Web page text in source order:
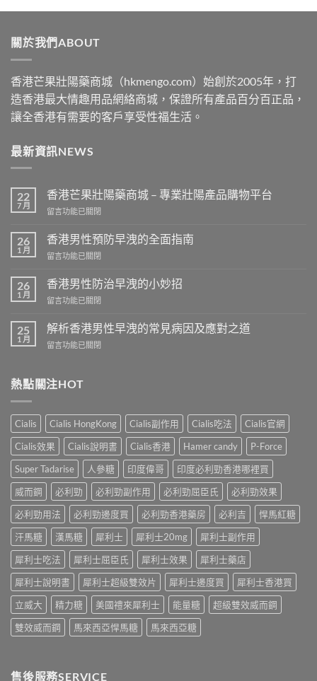
$489
關於我們ABOUT
香港芒果壯陽藥商城（hkmengo.com）始創於2005年，打
造香港最大情趣用品網絡商城，保證所有產品百分百正品，
讓全香港有需要的客戶享受性福生活。
最新資訊NEWS
22
7 月
香港芒果壯陽藥商城 – 專業壯陽產品購物平台
在
港
芒
果
陽
藥
商
–
專
陽
產
購
物
平
台〉
中
留言功能已關閉
26
1 月
香港男性預防早洩的全面指南
在
港
男
性
防
早
洩
面
中
留言功能已關閉
26
1 月
香港男性防治早洩的小妙招
在
港
男
性
早
小
妙
招〉
中
留言功能已關閉
25
1 月
解析香港男性早洩的常見病因及應對之道
在
香
港
性
早
洩
的
常
見
因
及
應
之
道〉
中
留言功能已關閉
熱點關注HOT
Cialis Cialis HongKong Cialis副作用 Cialis吃法
Cialis官網
Cialis效果
Cialis說明書 Cialis香港 Hamer candy
P-Force
Super Tadarise
人參糖 印度偉哥
印度必利勁香港哪裡買
威而鋼
必利勁 必利勁副作用 必利勁屈臣氏
必利勁效果
必利勁用法
必利勁邊度買 必利勁香港藥房 必利吉
悍馬紅糖
汗馬糖
漢馬糖 犀利士 犀利士20mg
犀利士副作用
犀利士吃法
犀利士屈臣氏 犀利士效果
犀利士藥店
犀利士說明書
犀利士超級雙效片 犀利士邊度買
犀利士香港買
立威大
精力糖 美國禮來犀利士 能量糖
超級雙效威而鋼
雙效威而鋼
馬來西亞悍馬糖 馬來西亞糖
售後服務SERVICE